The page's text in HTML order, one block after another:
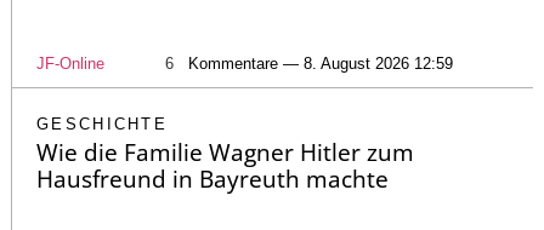
JF-Online 6 Kommentare — 8. August 2026 12:59
GESCHICHTE
Wie die Familie Wagner Hitler zum
Hausfreund in Bayreuth machte